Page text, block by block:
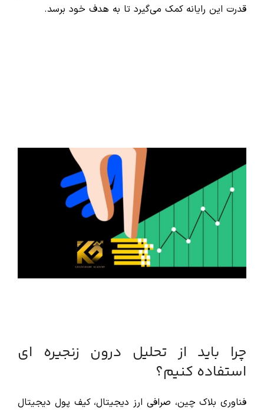
قدرت این رایانه کمک می‌گیرد تا به هدف خود برسد.
چرا باید از تحلیل درون زنجیره ای
استفاده کنیم؟
فناوری بلاک چین، صرافی ارز دیجیتال، کیف پول دیجیتال